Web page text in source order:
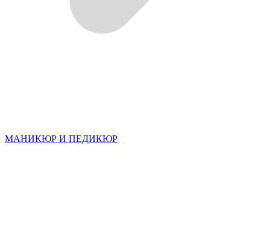
МАНИКЮР И ПЕДИКЮР